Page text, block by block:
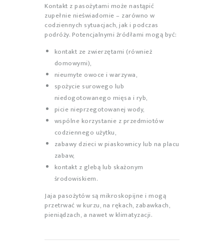
Kontakt z pasożytami może nastąpić
zupełnie nieświadomie – zarówno w
codziennych sytuacjach, jak i podczas
podróży. Potencjalnymi źródłami mogą być:
kontakt ze zwierzętami (również
domowymi),
nieumyte owoce i warzywa,
spożycie surowego lub
niedogotowanego mięsa i ryb,
picie nieprzegotowanej wody,
wspólne korzystanie z przedmiotów
codziennego użytku,
zabawy dzieci w piaskownicy lub na placu
zabaw,
kontakt z glebą lub skażonym
środowiskiem.
Jaja pasożytów są mikroskopijne i mogą
przetrwać w kurzu, na rękach, zabawkach,
pieniądzach, a nawet w klimatyzacji.